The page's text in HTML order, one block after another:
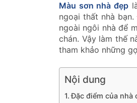
Màu sơn nhà đẹp
ngoại thất nhà
ngoài ngôi nhà để
chán. Vậy làm thế
tham khảo những
Nội dung
Đặc điểm của nhà